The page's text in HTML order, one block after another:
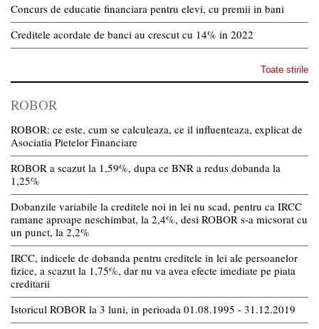
Concurs de educatie financiara pentru elevi, cu premii in bani
Creditele acordate de banci au crescut cu 14% in 2022
Toate stirile
ROBOR
ROBOR: ce este, cum se calculeaza, ce il influenteaza, explicat de
Asociatia Pietelor Financiare
ROBOR a scazut la 1,59%, dupa ce BNR a redus dobanda la
1,25%
Dobanzile variabile la creditele noi in lei nu scad, pentru ca IRCC
ramane aproape neschimbat, la 2,4%, desi ROBOR s-a micsorat cu
un punct, la 2,2%
IRCC, indicele de dobanda pentru creditele in lei ale persoanelor
fizice, a scazut la 1,75%, dar nu va avea efecte imediate pe piata
creditarii
Istoricul ROBOR la 3 luni, in perioada 01.08.1995 - 31.12.2019